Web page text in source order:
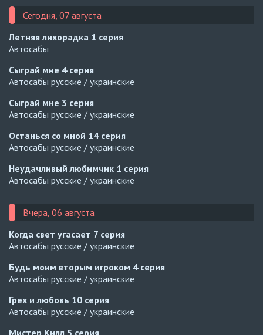
Сегодня, 07 августа
Летняя лихорадка 1 серия
Автосабы
Сыграй мне 4 серия
Автосабы русские / украинские
Сыграй мне 3 серия
Автосабы русские / украинские
Останься со мной 14 серия
Автосабы русские / украинские
Неудачливый любимчик 1 серия
Автосабы русские / украинские
Вчера, 06 августа
Когда свет угасает 7 серия
Автосабы русские / украинские
Будь моим вторым игроком 4 серия
Автосабы русские / украинские
Грех и любовь 10 серия
Автосабы русские / украинские